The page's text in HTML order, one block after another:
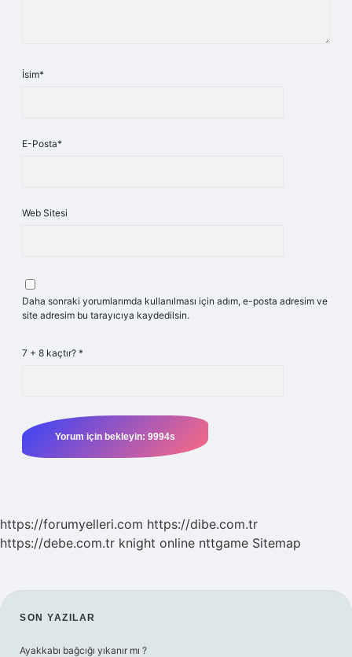
İsim*
E-Posta*
Web Sitesi
Daha sonraki yorumlarımda kullanılması için adım, e-posta adresim ve
site adresim bu tarayıcıya kaydedilsin.
7 + 8 kaçtır? *
https://forumyelleri.com https://dibe.com.tr
https://debe.com.tr knight online nttgame Sitemap
SIDEBAR
SON YAZILAR
Ayakkabı bağcığı yıkanır mı ?